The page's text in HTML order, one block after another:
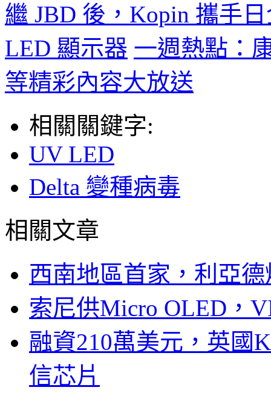
繼 JBD 後，Kopin 攜手
LED 顯示器 一週熱點：
等精彩內容大放送
相關關鍵字:
UV LED
Delta 變種病毒
相關文章
西南地區首家，利亞
索尼供Micro OLED，
融資210萬美元，英國
信芯片